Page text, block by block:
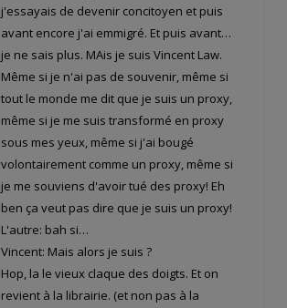
j'essayais de devenir concitoyen et puis
avant encore j'ai emmigré. Et puis avant…
je ne sais plus. MAis je suis Vincent Law.
Même si je n'ai pas de souvenir, même si
tout le monde me dit que je suis un proxy,
même si je me suis transformé en proxy
sous mes yeux, même si j'ai bougé
volontairement comme un proxy, même si
je me souviens d'avoir tué des proxy! Eh
ben ça veut pas dire que je suis un proxy!
L'autre: bah si…
Vincent: Mais alors je suis ?
Hop, la le vieux claque des doigts. Et on
revient à la librairie. (et non pas à la